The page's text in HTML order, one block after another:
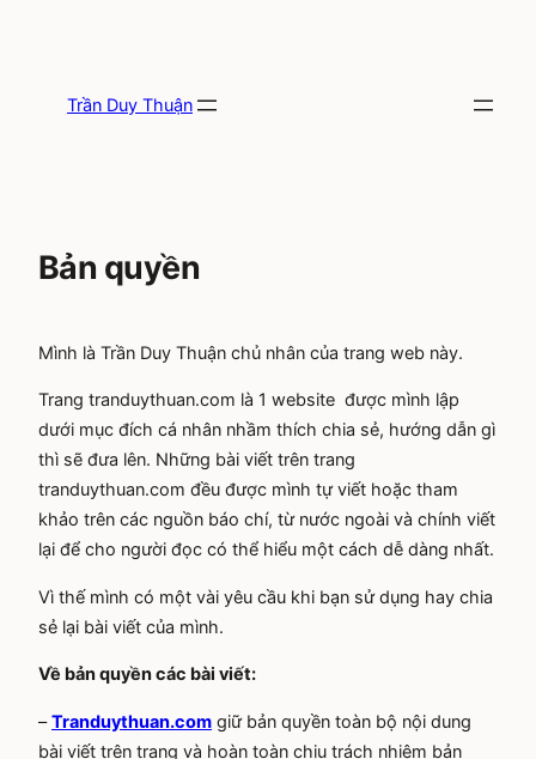
Trần Duy Thuận
Bản quyền
Mình là Trần Duy Thuận chủ nhân của trang web này.
Trang tranduythuan.com là 1 website được mình lập
dưới mục đích cá nhân nhầm thích chia sẻ, hướng dẫn gì
thì sẽ đưa lên. Những bài viết trên trang
tranduythuan.com đều được mình tự viết hoặc tham
khảo trên các nguồn báo chí, từ nước ngoài và chính viết
lại để cho người đọc có thể hiểu một cách dễ dàng nhất.
Vì thế mình có một vài yêu cầu khi bạn sử dụng hay chia
sẻ lại bài viết của mình.
Về bản quyền các bài viết:
–Tranduythuan.com giữ bản quyền toàn bộ nội dung
bài viết trên trang và hoàn toàn chịu trách nhiệm bản